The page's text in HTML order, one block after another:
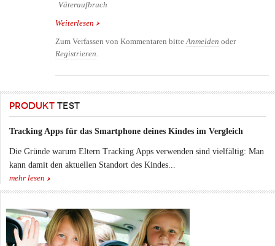
Väteraufbruch
Weiterlesen über Väterdemo in Hamburg
Zum Verfassen von Kommentaren bitteAnmelden oder
Registrieren.
PRODUKT TEST
Tracking Apps für das Smartphone deines Kindes im Vergleich
Die Gründe warum Eltern Tracking Apps verwenden sind vielfältig: Man
kann damit den aktuellen Standort des Kindes...
mehr lesen